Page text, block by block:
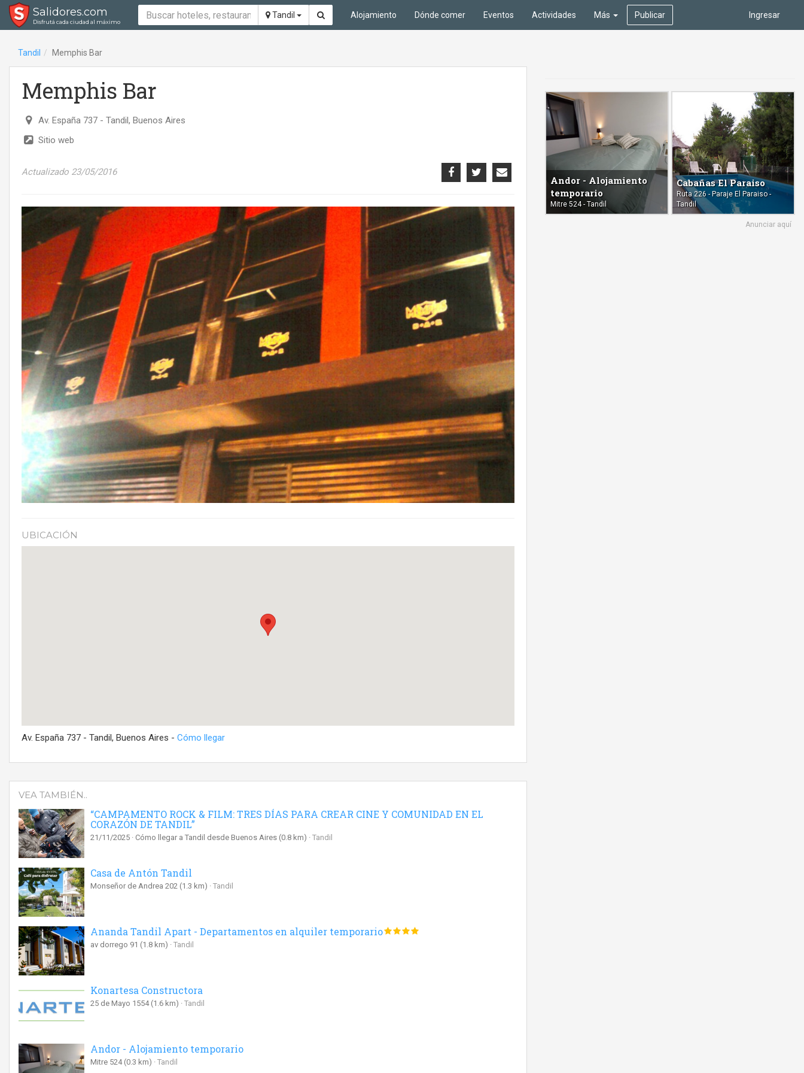
Salidores.com
Disfrutá cada ciudad al máximo
Tandil Ingresar
Alojamiento Dónde comer Eventos Actividades Más Publicar
Tandil Memphis Bar
Memphis Bar
Av. España 737 - Tandil, Buenos Aires
Sitio web
Actualizado 23/05/2016
UBICACIÓN
Av. España 737 - Tandil, Buenos Aires - Cómo llegar
VEA TAMBIÉN..
“CAMPAMENTO ROCK & FILM: TRES DÍAS PARA CREAR CINE Y COMUNIDAD EN EL
CORAZÓN DE TANDIL”
21/11/2025 Cómo llegar a Tandil desde Buenos Aires (0.8 km) Tandil
Casa de Antón Tandil
Monseñor de Andrea 202 (1.3 km) Tandil
Ananda Tandil Apart - Departamentos en alquiler temporario
av dorrego 91 (1.8 km) Tandil
Konartesa Constructora
25 de Mayo 1554 (1.6 km) Tandil
Andor - Alojamiento temporario
Mitre 524 (0.3 km) Tandil
Andor - Alojamiento
temporario
Mitre 524 - Tandil
Cabañas El Paraiso
Ruta 226 - Paraje El Paraiso -
Tandil
Anunciar aquí